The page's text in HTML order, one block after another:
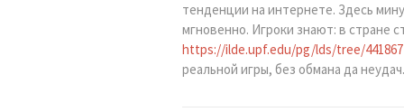
тенденции на интернете. Здесь
мгновенно. Игроки знают: в стране
https://ilde.upf.edu/pg/lds/tree/441867
реальной игры, без обмана да